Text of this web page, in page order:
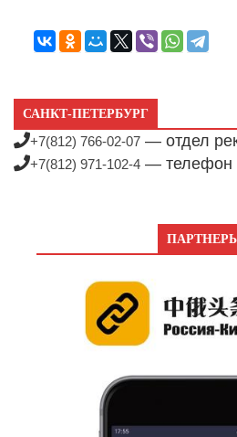
САНКТ-ПЕТЕРБУРГ
+7(812) 766-02-07 — отдел
+7(812) 971-102-4 — телефон